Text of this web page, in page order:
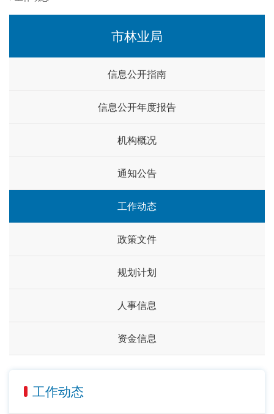
市林业局
信息公开指南
信息公开年度报告
机构概况
通知公告
工作动态
政策文件
规划计划
人事信息
资金信息
工作动态